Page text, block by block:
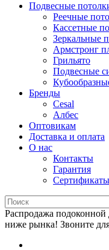
Подвесные
Реечные
Кассетные
Зеркальные
Армстронг
Грильято
Подвесные
Бренды
Cesal
Албес
Оптовикам
Доставка и оплата
О нас
Контакты
Гарантия
Сертификаты
Распродажа подоконной
ниже рынка! Звоните